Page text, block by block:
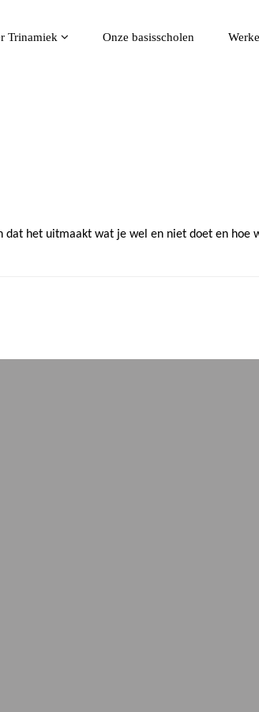
Trinamiek Onze basisscholen
het uitmaakt wat je wel en niet doet en hoe